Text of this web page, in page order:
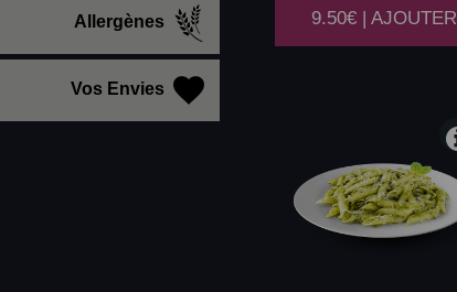
Allergènes
Vos Envies
9.50€ | AJOUTER